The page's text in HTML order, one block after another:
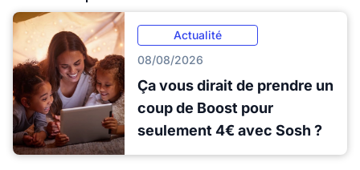
Actualité
08/08/2026
Ça vous dirait de prendre un
coup de Boost pour
seulement 4€ avec Sosh ?